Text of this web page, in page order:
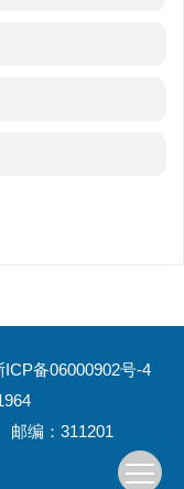
ICP备06000902号-4
邮编：311201